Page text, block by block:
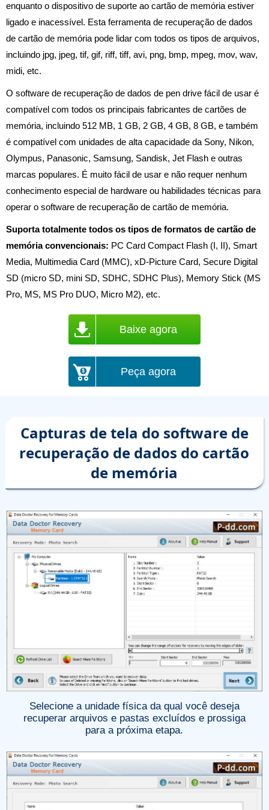
enquanto o dispositivo de suporte ao cartão de memória estiver
ligado e inacessível. Esta ferramenta de recuperação de dados
de cartão de memória pode lidar com todos os tipos de arquivos,
incluindo jpg, jpeg, tif, gif, riff, tiff, avi, png, bmp, mpeg, mov, wav,
midi, etc.
O software de recuperação de dados de pen drive fácil de usar é
compatível com todos os principais fabricantes de cartões de
memória, incluindo 512 MB, 1 GB, 2 GB, 4 GB, 8 GB, e também
é compatível com unidades de alta capacidade da Sony, Nikon,
Olympus, Panasonic, Samsung, Sandisk, Jet Flash e outras
marcas populares. É muito fácil de usar e não requer nenhum
conhecimento especial de hardware ou habilidades técnicas para
operar o software de recuperação de cartão de memória.
Suporta totalmente todos os tipos de formatos de cartão de
memória convencionais: PC Card Compact Flash (I, II), Smart
Media, Multimedia Card (MMC), xD-Picture Card, Secure Digital
SD (micro SD, mini SD, SDHC, SDHC Plus), Memory Stick (MS
Pro, MS, MS Pro DUO, Micro M2), etc.
Baixe agora
Peça agora
Capturas de tela do software de
recuperação de dados do cartão
de memória
Selecione a unidade física da qual você deseja
recuperar arquivos e pastas excluídos e prossiga
para a próxima etapa.